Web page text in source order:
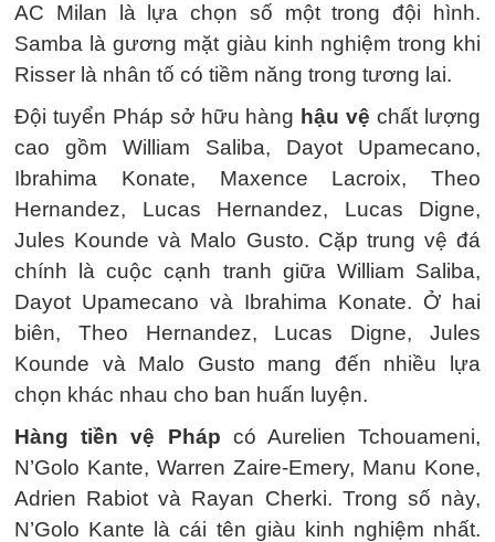
AC Milan là lựa chọn số một trong đội hình.
Samba là gương mặt giàu kinh nghiệm trong khi
Risser là nhân tố có tiềm năng trong tương lai.
Đội tuyển Pháp sở hữu hàng hậu vệ chất lượng
cao gồm William Saliba, Dayot Upamecano,
Ibrahima Konate, Maxence Lacroix, Theo
Hernandez, Lucas Hernandez, Lucas Digne,
Jules Kounde và Malo Gusto. Cặp trung vệ đá
chính là cuộc cạnh tranh giữa William Saliba,
Dayot Upamecano và Ibrahima Konate. Ở hai
biên, Theo Hernandez, Lucas Digne, Jules
Kounde và Malo Gusto mang đến nhiều lựa
chọn khác nhau cho ban huấn luyện.
Hàng tiền vệ Pháp có Aurelien Tchouameni,
N’Golo Kante, Warren Zaire-Emery, Manu Kone,
Adrien Rabiot và Rayan Cherki. Trong số này,
N’Golo Kante là cái tên giàu kinh nghiệm nhất.